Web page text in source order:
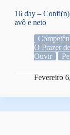
16 day –
avô e neto
O Prazer
Ouvir
Fevereiro